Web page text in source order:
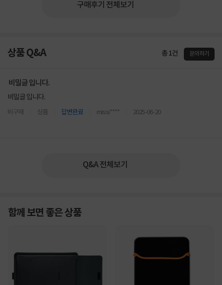
구매후기 전체보기
상품 Q&A 총 1건 문의하기
비밀글 입니다.
비밀글 입니다.
비구매 상품 답변완료 missi**** 2025-06-20
Q&A 전체보기
함께 보면 좋은 상품